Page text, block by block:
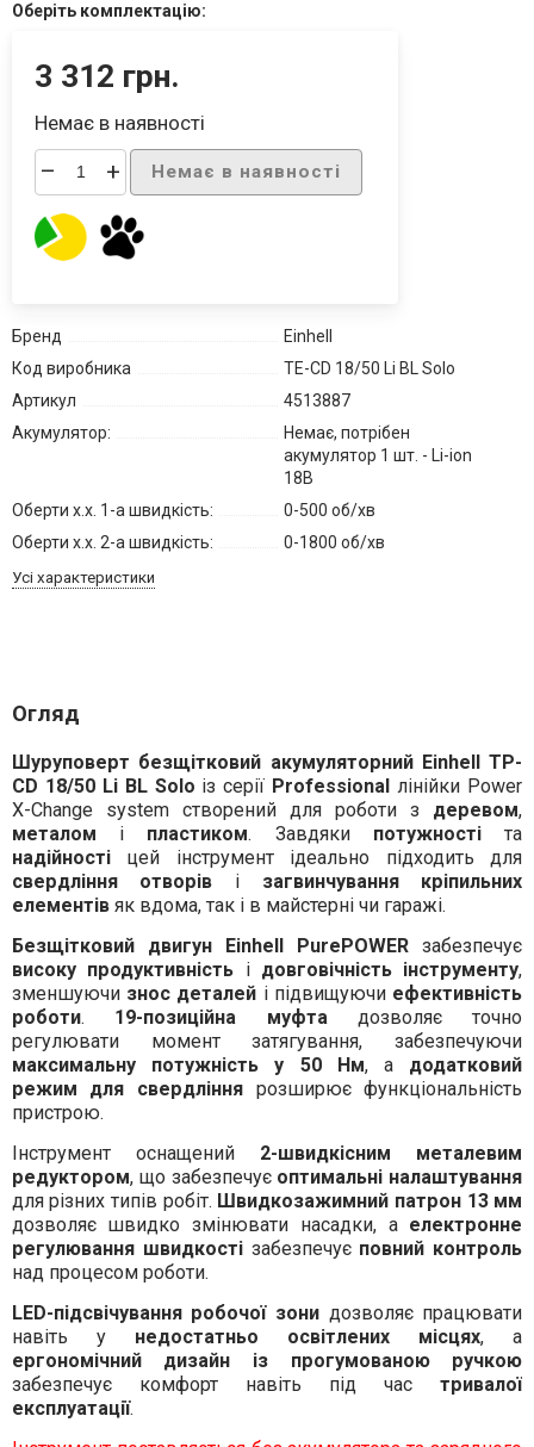
Оберіть комплектацію:
3 312 грн.
Немає в наявності
– + Немає в наявності
Бренд
Einhell
Код виробника
TE-CD 18/50 Li BL Solo
Артикул
4513887
Акумулятор:
Немає, потрібен
акумулятор 1 шт. - Li-ion
18В
Оберти х.х. 1-а швидкість:
0-500 об/хв
Оберти х.х. 2-а швидкість:
0-1800 об/хв
Усі характеристики
Огляд
Шуруповерт безщітковий акумуляторний Einhell TP-
CD 18/50 Li BL Solo із серії Professional лінійки Power
X-Change system створений для роботи з деревом,
металом і пластиком. Завдяки потужностіта
надійностіцей інструмент ідеально підходить для
свердління отворів і загвинчування кріпильних
елементівяк вдома, так і в майстерні чи гаражі.
Безщітковий двигун
Einhell PurePOWER забезпечує
високу продуктивність і довговічність інструменту,
зменшуючи знос деталей і підвищуючи ефективність
роботи. 19-позиційна муфта дозволяє точно
регулювати момент затягування, забезпечуючи
максимальну потужність у 50 Нм, а додатковий
режим для свердління розширює функціональність
пристрою.
Інструмент оснащений 2-швидкісним металевим
редуктором, що забезпечує оптимальні налаштування
для різних типів робіт. Швидкозажимний патрон 13 мм
дозволяє швидко змінювати насадки, а електронне
регулювання швидкостізабезпечує повний контроль
над процесом роботи.
LED-підсвічування робочої зони дозволяє працювати
навіть у недостатньо освітлених місцях, а
ергономічний дизайн із прогумованою ручкою
забезпечує комфорт навіть під частривалої
експлуатації.